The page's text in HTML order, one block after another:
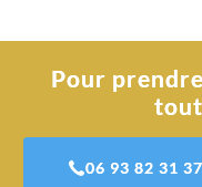
Pour
06 93 82 31 37